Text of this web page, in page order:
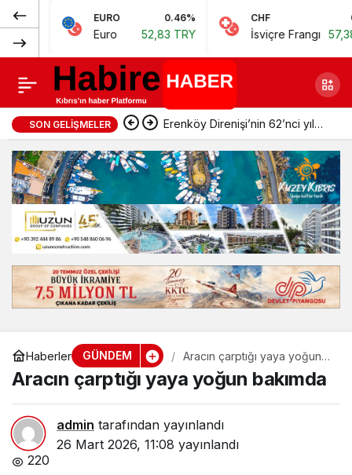
EURO 0.46%
Euro 52,83 TRY
CHF
İsviçre Frangı 57,38 TRY
SON GELIŞMELER Erenköy Direnişi’nin 62’nci yıl
dönümünde şehitler törenle
anıldı
Haberler GÜNDEM
Aracın çarptığı yaya yoğun
bakımda
Aracın çarptığı yaya yoğun bakımda
admin tarafından yayınlandı
26 Mart 2026, 11:08 yayınlandı
220
Az kalsın AVM’ye
giriyordu!